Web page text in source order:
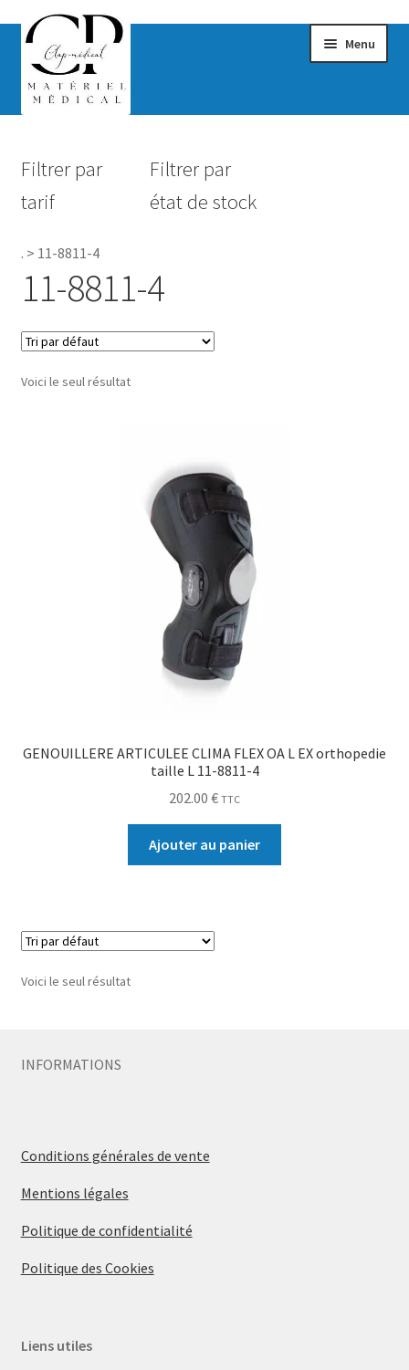
Menu
Hygiène
Accessoires Salle de bain
Filtrer par
tarif
Filtrer par
état de stock
. > 11-8811-4
11-8811-4
Voici le seul résultat
GENOUILLERE ARTICULEE CLIMA FLEX OA L EX orthopedie
taille L 11-8811-4
202.00 € TTC
Ajouter au panier
Voici le seul résultat
INFORMATIONS
Conditions générales de vente
Mentions légales
Politique de confidentialité
Politique des Cookies
Liens utiles